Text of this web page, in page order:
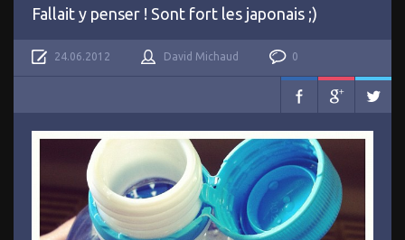
Fallait y penser ! Sont fort les japonais ;)
24.06.2012 David Michaud 0